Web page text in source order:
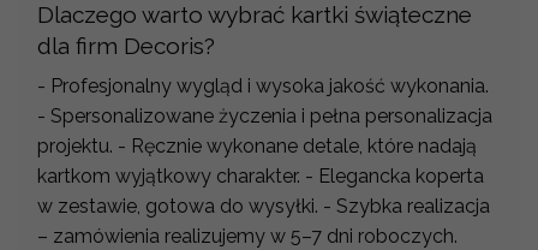
Dlaczego warto wybrać kartki świąteczne
dla firm Decoris?
- Profesjonalny wygląd i wysoka jakość wykonania.
- Spersonalizowane życzenia i pełna personalizacja
projektu. - Ręcznie wykonane detale, które nadają
kartkom wyjątkowy charakter. - Elegancka koperta
w zestawie, gotowa do wysyłki. - Szybka realizacja
– zamówienia realizujemy w 5–7 dni roboczych.